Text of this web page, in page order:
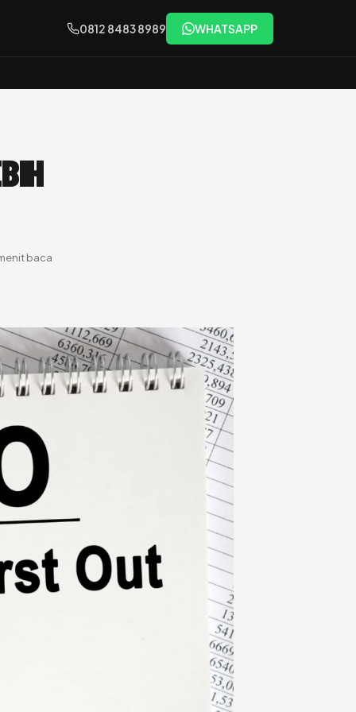
0812 8483 8989 WHATSAPP
baca